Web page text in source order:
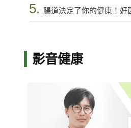
5. 腸道決定了你的健康！好
影音健康